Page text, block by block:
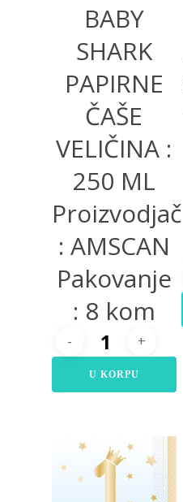
BABY
SHARK
PAPIRNE
ČAŠE
VELIČINA :
250 ML
Proizvodjač
: AMSCAN
Pakovanje
: 8 kom
U KORPU
300,00 RSD